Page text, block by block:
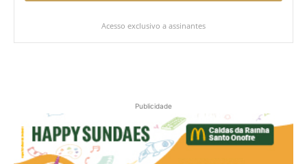
Acesso exclusivo a assinantes
Publicidade